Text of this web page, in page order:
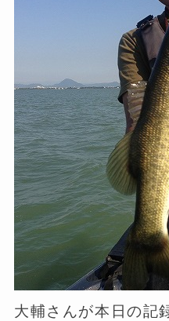
大輔さんが本日の記